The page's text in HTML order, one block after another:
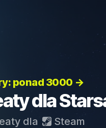
ponad 3000 →
dla
dla Steam